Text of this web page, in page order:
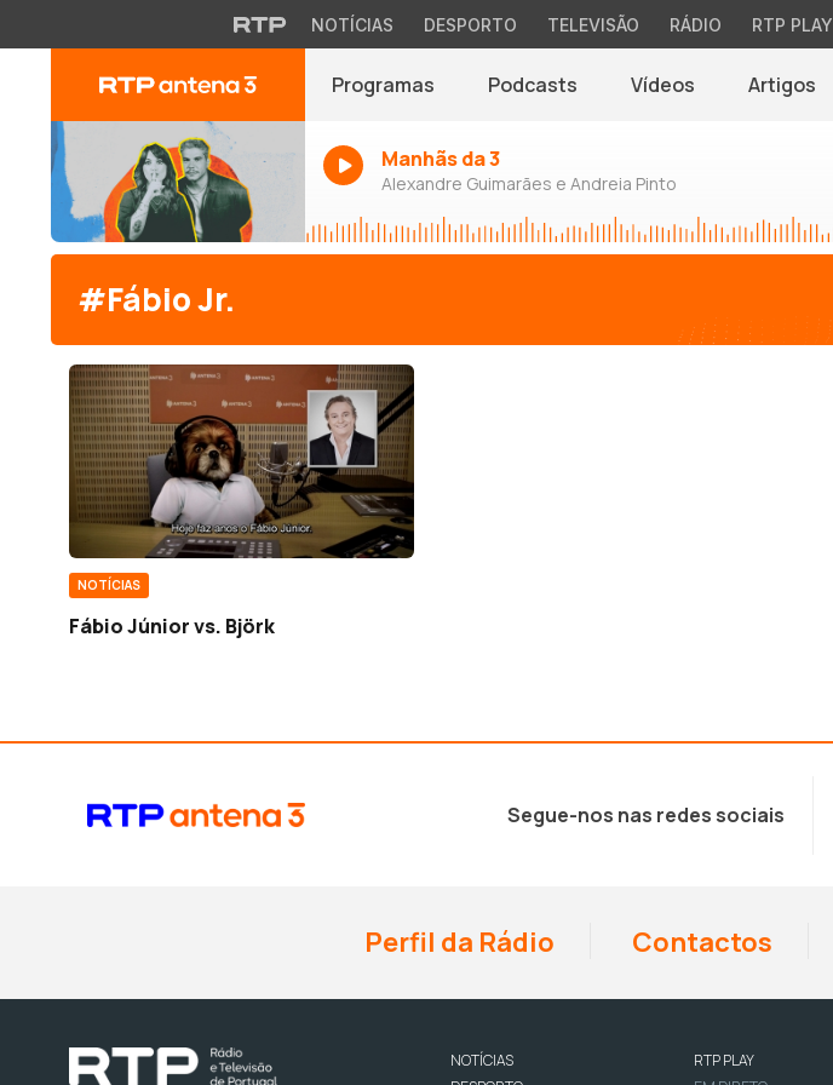
NOTÍCIAS DESPORTO TELEVISÃO RÁDIO RTP PLAY
Programas Podcasts Vídeos Artigos
Manhãs da 3
Alexandre Guimarães e Andreia Pinto
#Fábio Jr.
NOTÍCIAS
Fábio Júnior vs. Björk
Segue-nos nas redes sociais
Perfil da Rádio Contactos
NOTÍCIAS
RTP PLAY